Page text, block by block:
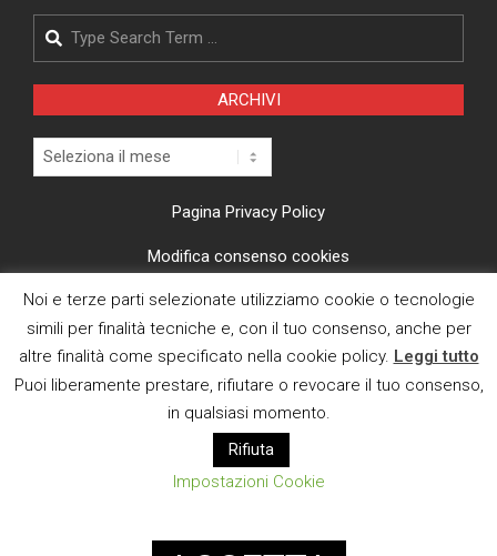
Search
ARCHIVI
Archivi
Pagina Privacy Policy
Modifica consenso cookies
CI TROVI ANCHE SU
E MAIL
Designed usingMagazine News Byte. Powered by
Noi e terze parti selezionate utilizziamo cookie o tecnologie
simili per finalità tecniche e, con il tuo consenso, anche per
altre finalità come specificato nella cookie policy. Leggi tutto
Puoi liberamente prestare, rifiutare o revocare il tuo consenso,
in qualsiasi momento.
Rifiuta
Impostazioni Cookie